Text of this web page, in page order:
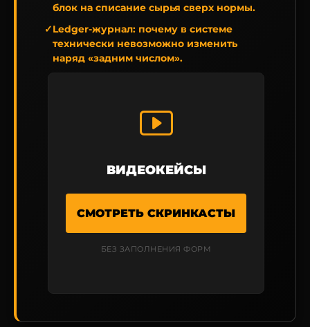
блок на списание сырья сверх нормы.
✓Ledger-журнал: почему в системе
технически невозможно изменить
наряд «задним числом».
ВИДЕОКЕЙСЫ
СМОТРЕТЬ СКРИНКАСТЫ
БЕЗ ЗАПОЛНЕНИЯ ФОРМ